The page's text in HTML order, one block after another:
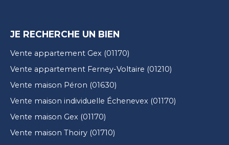
JE RECHERCHE UN BIEN
Vente appartement Gex (01170)
Vente appartement Ferney-Voltaire (01210)
Vente maison Péron (01630)
Vente maison individuelle Échenevex (01170)
Vente maison Gex (01170)
Vente maison Thoiry (01710)